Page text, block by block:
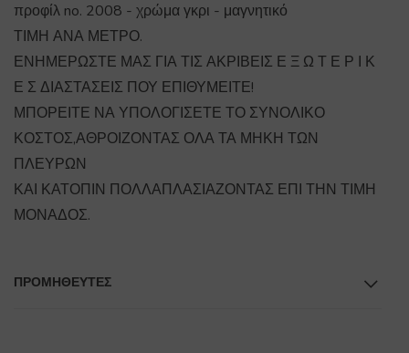
προφίλ no. 2008 - χρώμα γκρι - μαγνητικό
ΤΙΜΗ ΑΝΑ ΜΕΤΡΟ.
ΕΝΗΜΕΡΩΣΤΕ ΜΑΣ ΓΙΑ ΤΙΣ ΑΚΡΙΒΕΙΣ Ε Ξ Ω Τ Ε Ρ Ι Κ
Ε Σ ΔΙΑΣΤΑΣΕΙΣ ΠΟΥ ΕΠΙΘΥΜΕΙΤΕ!
ΜΠΟΡΕΙΤΕ ΝΑ ΥΠΟΛΟΓΙΣΕΤΕ ΤΟ ΣΥΝΟΛΙΚΟ
ΚΟΣΤΟΣ,ΑΘΡΟΙΖΟΝΤΑΣ ΟΛΑ ΤΑ ΜΗΚΗ ΤΩΝ
ΠΛΕΥΡΩΝ
ΚΑΙ ΚΑΤΟΠΙΝ ΠΟΛΛΑΠΛΑΣΙΑΖΟΝΤΑΣ ΕΠΙ ΤΗΝ ΤΙΜΗ
ΜΟΝΑΔΟΣ.
ΠΡΟΜΗΘΕΥΤΕΣ